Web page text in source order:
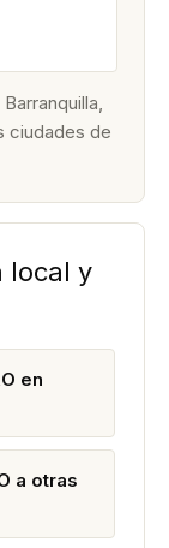
ciudades de
local y
en
a otras